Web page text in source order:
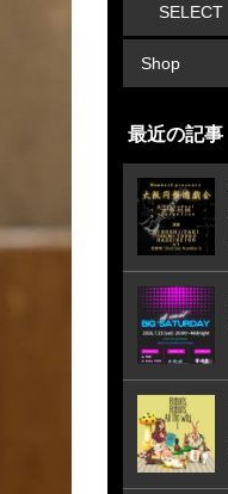
SELECT
Shop
最近の記事